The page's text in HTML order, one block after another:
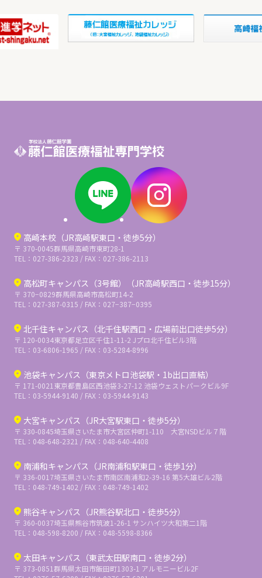
高崎本校（JR高崎駅東口・徒歩5分）
〒 370-0045群馬県高崎市東町28-1
TEL：027-386-2323 / FAX：027-386-2113
高松町キャンパス（3号館）（JR高崎駅西口・徒歩15分）
〒 370−0829群馬県高崎市高松町14-2
TEL：027-387-0315 / FAX：027−387−0395
北千住キャンパス（北千住駅西口・広場前出口徒歩5分）
〒 120-0034東京都足立区千住1-11-2 Jプロ北千住ビル3階
TEL：03-6806-1965 / FAX：03-5284-8996
池袋キャンパス（東京メトロ池袋駅・1b出口直結）
〒 171-0021 東京都豊島区西池袋3-27-12 池袋ウェストパークビル9F
TEL：03-5944-9140 / FAX：03-5944-9143
大宮キャンパス（JR大宮駅東口・徒歩5分）
〒 330-0845埼玉県さいたま市大宮区仲町1-110 大宮NSDビル７階
TEL：048-648-2321 / FAX：048-640-4408
南浦和キャンパス（JR南浦和駅東口・徒歩1分）
〒 336-0017埼玉県さいたま市南区南浦和2-39-16 第5大雄ビル2階
TEL：048-749-1402 / FAX：048-749-1402
熊谷キャンパス（JR熊谷駅北口・徒歩5分）
〒 360-0037埼玉県熊谷市筑波1-26-1 サンハイツ大和第二1階
TEL：048-598-8200 / FAX：048-5598-8366
太田キャンパス（東武太田駅南口・徒歩2分）
〒 373-0851群馬県太田市飯田町1303-1 アルモニービル2F